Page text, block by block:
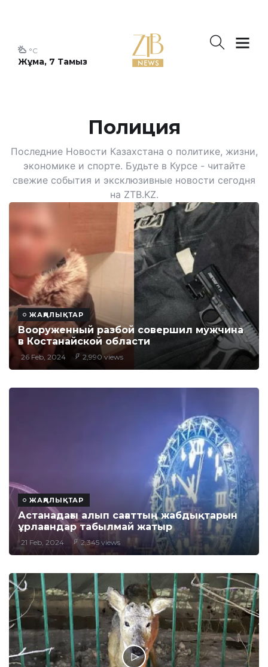
Жұма, 7 Тамыз
°C
Полиция
Последние Новости Казахстана о политике, жизни,
экономике и спорте. Будьте в Курсе - читайте
свежие события и эксклюзивные новости сегодня
на ZTB.KZ.
ЖАҢАЛЫҚТАР
Вооруженный разбой совершил мужчина
в Костанайской области
26 Feb, 2024 2,990 views
ЖАҢАЛЫҚТАР
Астанадағы алып сағаттың жабдықтарын
ұрлағандар табылмай жатыр
21 Feb, 2024 2,345 views